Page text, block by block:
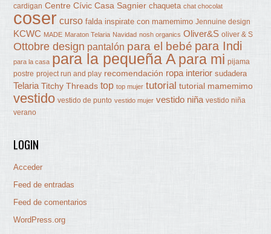
cardigan Centre Cívic Casa Sagnier chaqueta chat chocolat
coser curso falda inspirate con mamemimo Jennuine design
KCWC MADE Maraton Telaria Navidad nosh organics Oliver&S oliver & S
Ottobre design pantalón para el bebé para Indi
para la casa para la pequeña A para mi pijama
postre project run and play recomendación ropa interior sudadera
Telaria Titchy Threads top top mujer tutorial tutorial mamemimo
vestido vestido de punto vestido mujer vestido niña vestido niña
verano
LOGIN
Acceder
Feed de entradas
Feed de comentarios
WordPress.org